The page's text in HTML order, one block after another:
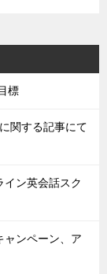
標
関する記事にて
ン英会話スク
ャンペーン、ア